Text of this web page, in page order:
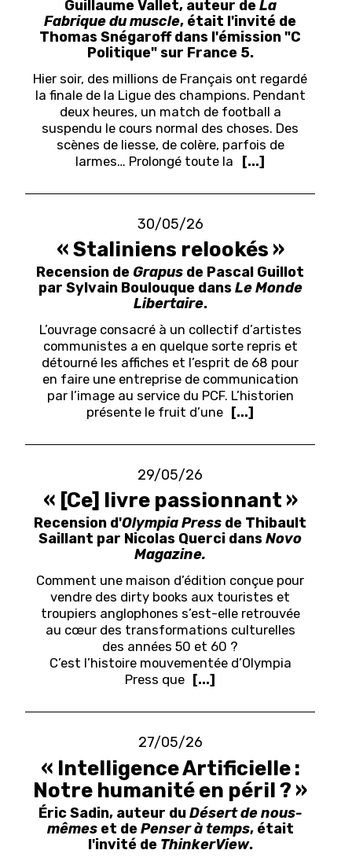
Guillaume Vallet, auteur deLa
Fabrique du muscle, était l'invité de
Thomas Snégaroff dans l'émission "C
Politique" sur France 5.
Hier soir, des millions de Français ont regardé
la finale de la Ligue des champions. Pendant
deux heures, un match de football a
suspendu le cours normal des choses. Des
scènes de liesse, de colère, parfois de
larmes… Prolongé toute la
[...]
30/05/26
« Staliniens relookés »
Recension de Grapus de Pascal Guillot
par Sylvain Boulouque dans Le Monde
Libertaire.
L’ouvrage consacré à un collectif d’artistes
communistes a en quelque sorte repris et
détourné les affiches et l’esprit de 68 pour
en faire une entreprise de communication
par l’image au service du PCF. L’historien
présente le fruit d’une [...]
29/05/26
« [Ce] livre passionnant »
Recension d'Olympia Press de Thibault
Saillant par Nicolas Querci dans Novo
Magazine.
Comment une maison d’édition conçue pour
vendre des dirty books aux touristes et
troupiers anglophones s’est-elle retrouvée
au cœur des transformations culturelles
des années 50 et 60 ?
C’est l’histoire mouvementée d’Olympia
Press que
[...]
27/05/26
« Intelligence Artificielle :
Notre humanité en péril ? »
Éric Sadin, auteur duDésert de nous-
mêmeset dePenser à temps, était
l'invité de ThinkerView.